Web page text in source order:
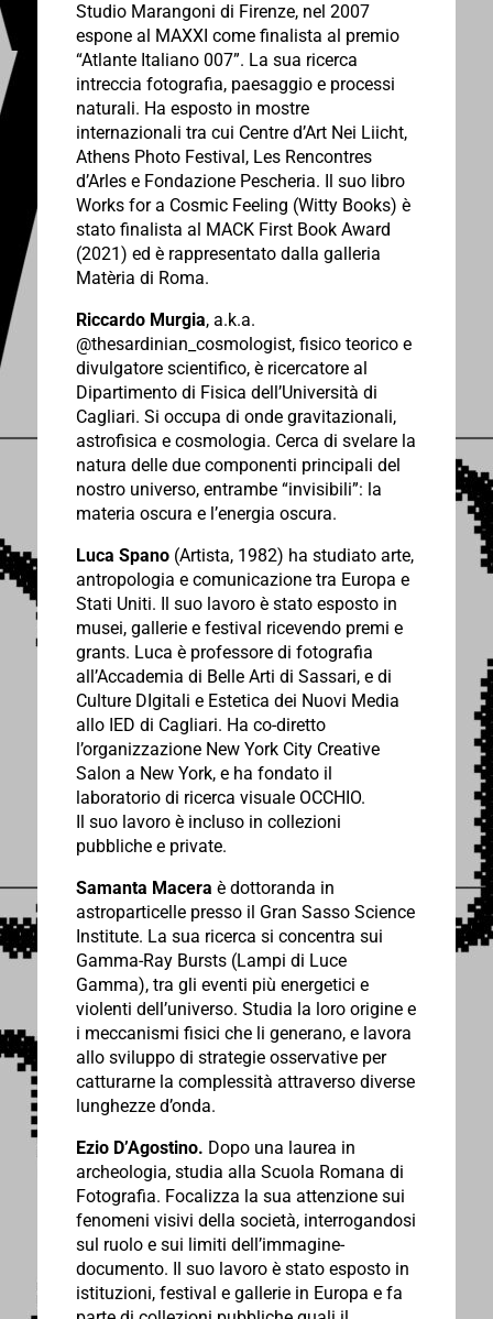
Studio Marangoni di Firenze, nel 2007
espone al MAXXI come finalista al premio
“Atlante Italiano 007”. La sua ricerca
intreccia fotografia, paesaggio e processi
naturali. Ha esposto in mostre
internazionali tra cui Centre d’Art Nei Liicht,
Athens Photo Festival, Les Rencontres
d’Arles e Fondazione Pescheria. Il suo libro
Works for a Cosmic Feeling (Witty Books) è
stato finalista al MACK First Book Award
(2021) ed è rappresentato dalla galleria
Matèria di Roma.
Riccardo Murgia, a.k.a.
@thesardinian_cosmologist, fisico teorico e
divulgatore scientifico, è ricercatore al
Dipartimento di Fisica dell’Università di
Cagliari. Si occupa di onde gravitazionali,
astrofisica e cosmologia. Cerca di svelare la
natura delle due componenti principali del
nostro universo, entrambe “invisibili”: la
materia oscura e l’energia oscura.
Luca Spano(Artista, 1982) ha studiato arte,
antropologia e comunicazione tra Europa e
Stati Uniti. Il suo lavoro è stato esposto in
musei, gallerie e festival ricevendo premi e
grants. Luca è professore di fotografia
all’Accademia di Belle Arti di Sassari, e di
Culture DIgitali e Estetica dei Nuovi Media
allo IED di Cagliari. Ha co-diretto
l’organizzazione New York City Creative
Salon a New York, e ha fondato il
laboratorio di ricerca visuale OCCHIO.
Il suo lavoro è incluso in collezioni
pubbliche e private.
Samanta Macera è dottoranda in
astroparticelle presso il Gran Sasso Science
Institute. La sua ricerca si concentra sui
Gamma-Ray Bursts (Lampi di Luce
Gamma), tra gli eventi più energetici e
violenti dell’universo. Studia la loro origine e
i meccanismi fisici che li generano, e lavora
allo sviluppo di strategie osservative per
catturarne la complessità attraverso diverse
lunghezze d’onda.
Ezio D’Agostino. Dopo una laurea in
archeologia, studia alla Scuola Romana di
Fotografia. Focalizza la sua attenzione sui
fenomeni visivi della società, interrogandosi
sul ruolo e sui limiti dell’immagine-
documento. Il suo lavoro è stato esposto in
istituzioni, festival e gallerie in Europa e fa